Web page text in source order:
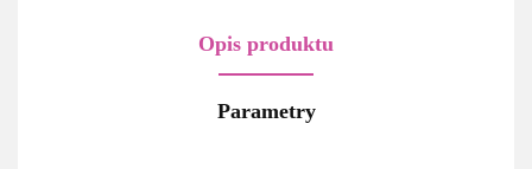
Opis produktu
Parametry